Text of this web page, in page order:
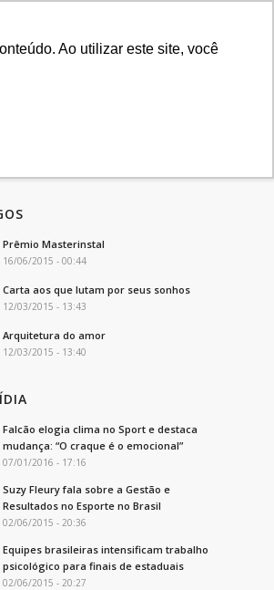
Ao utilizar este site, você
3879-2423 11 9.8383-1035
Prêmio Masterinstal
16/06/2015 - 00:44
Carta aos que lutam por seus sonhos
12/03/2015 - 13:43
Arquitetura do amor
12/03/2015 - 13:40
Falcão elogia clima no Sport e destaca
mudança: “O craque é o emocional”
07/01/2016 - 17:16
Suzy Fleury fala sobre a Gestão e
Resultados no Esporte no Brasil
02/06/2015 - 20:36
Equipes brasileiras intensificam trabalho
psicológico para finais de estaduais
02/06/2015 - 20:27